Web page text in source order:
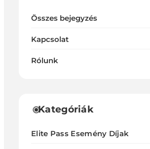
Összes bejegyzés
Kapcsolat
Rólunk
Kategóriák
Elite Pass Esemény Díjak